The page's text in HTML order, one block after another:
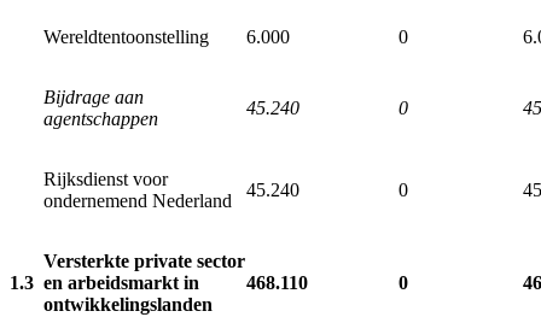
Wereldtentoonstelling 6.000 0
Bijdrage aan
agentschappen
45.240 0
Rijksdienst voor
ondernemend Nederland
45.240 0
1.3
Versterkte private sector
en arbeidsmarkt in
ontwikkelingslanden
468.110 0